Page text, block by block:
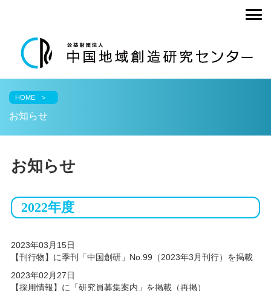
HOME
お知らせ
お知らせ
2022年度
2023年03月15日
【刊行物】に季刊「中国創研」No.99（2023年3月刊行）を掲載
2023年02月27日
【採用情報】に「研究員募集案内」を掲載（再掲）